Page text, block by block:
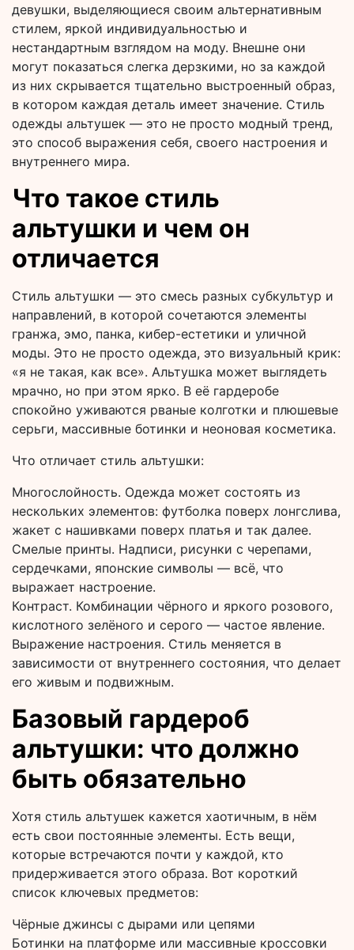
девушки, выделяющиеся своим альтернативным
стилем, яркой индивидуальностью и
нестандартным взглядом на моду. Внешне они
могут показаться слегка дерзкими, но за каждой
из них скрывается тщательно выстроенный образ,
в котором каждая деталь имеет значение. Стиль
одежды альтушек — это не просто модный тренд,
это способ выражения себя, своего настроения и
внутреннего мира.
Что такое стиль
альтушки и чем он
отличается
Стиль альтушки — это смесь разных субкультур и
направлений, в которой сочетаются элементы
гранжа, эмо, панка, кибер-естетики и уличной
моды. Это не просто одежда, это визуальный крик:
«я не такая, как все». Альтушка может выглядеть
мрачно, но при этом ярко. В её гардеробе
спокойно уживаются рваные колготки и плюшевые
серьги, массивные ботинки и неоновая косметика.
Что отличает стиль альтушки:
Многослойность. Одежда может состоять из
нескольких элементов: футболка поверх лонгслива,
жакет с нашивками поверх платья и так далее.
Смелые принты. Надписи, рисунки с черепами,
сердечками, японские символы — всё, что
выражает настроение.
Контраст. Комбинации чёрного и яркого розового,
кислотного зелёного и серого — частое явление.
Выражение настроения. Стиль меняется в
зависимости от внутреннего состояния, что делает
его живым и подвижным.
Базовый гардероб
альтушки: что должно
быть обязательно
Хотя стиль альтушек кажется хаотичным, в нём
есть свои постоянные элементы. Есть вещи,
которые встречаются почти у каждой, кто
придерживается этого образа. Вот короткий
список ключевых предметов:
Чёрные джинсы с дырами или цепями
Ботинки на платформе или массивные кроссовки